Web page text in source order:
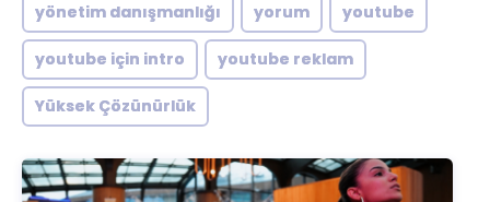
yönetim danışmanlığı yorum youtube
youtube için intro youtube reklam
Yüksek Çözünürlük